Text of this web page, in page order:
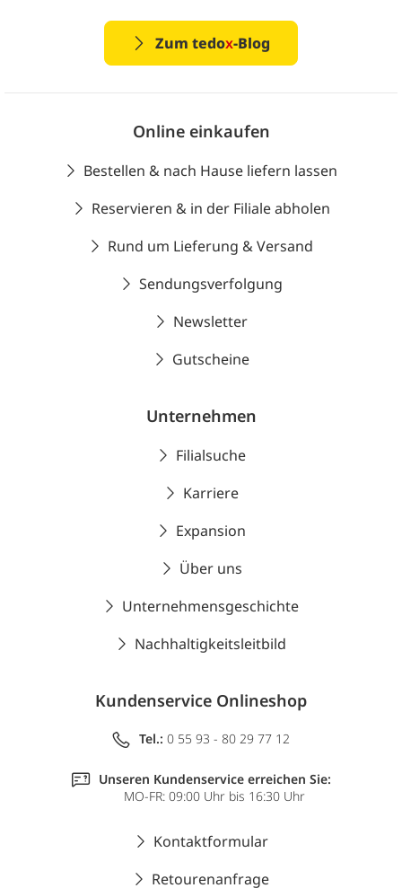
Zum tedox-Blog
Online einkaufen
Bestellen & nach Hause liefern lassen
Reservieren & in der Filiale abholen
Rund um Lieferung & Versand
Sendungsverfolgung
Newsletter
Gutscheine
Unternehmen
Filialsuche
Karriere
Expansion
Über uns
Unternehmensgeschichte
Nachhaltigkeitsleitbild
Kundenservice Onlineshop
Tel.: 0 55 93 - 80 29 77 12
Unseren Kundenservice erreichen Sie:
MO-FR: 09:00 Uhr bis 16:30 Uhr
Kontaktformular
Retourenanfrage